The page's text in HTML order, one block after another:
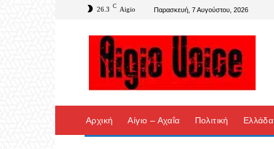
26.3 C Aigio Παρασκευή, 7 Αυγούστου, 2026
Αρχική Αίγιο – Αχαΐα Πολιτική Ελλάδα